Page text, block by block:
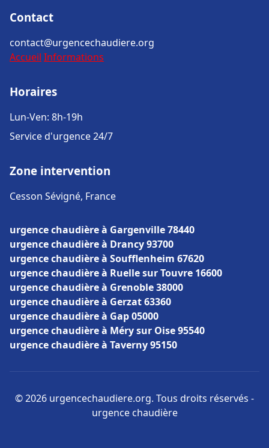
Contact
contact@urgencechaudiere.org
Accueil Informations
Horaires
Lun-Ven: 8h-19h
Service d'urgence 24/7
Zone intervention
Cesson Sévigné, France
urgence chaudière à Gargenville 78440
urgence chaudière à Drancy 93700
urgence chaudière à Soufflenheim 67620
urgence chaudière à Ruelle sur Touvre 16600
urgence chaudière à Grenoble 38000
urgence chaudière à Gerzat 63360
urgence chaudière à Gap 05000
urgence chaudière à Méry sur Oise 95540
urgence chaudière à Taverny 95150
© 2026 urgencechaudiere.org. Tous droits réservés -
urgence chaudière